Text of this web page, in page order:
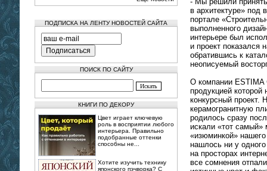
ПОДПИСКА НА ЛЕНТУ НОВОСТЕЙ САЙТА
ПОИСК ПО САЙТУ
КНИГИ ПО ДЕКОРУ
Цвет играет ключевую
роль в восприятии любого
интерьера. Правильно
подобранные оттенки
способны не...
Хотите изучить технику
японского пэчворка? С
в архитектуре» под
портале
выполненного
интерьере был
и проект показался
обратившись к
неописуемый
О компании
продукцией которой
конкурсный проект.
керамогранитную
родилось сразу
искали «тот самый»
«изюминкой»
нашлось ни у
на просторах
все сомнения